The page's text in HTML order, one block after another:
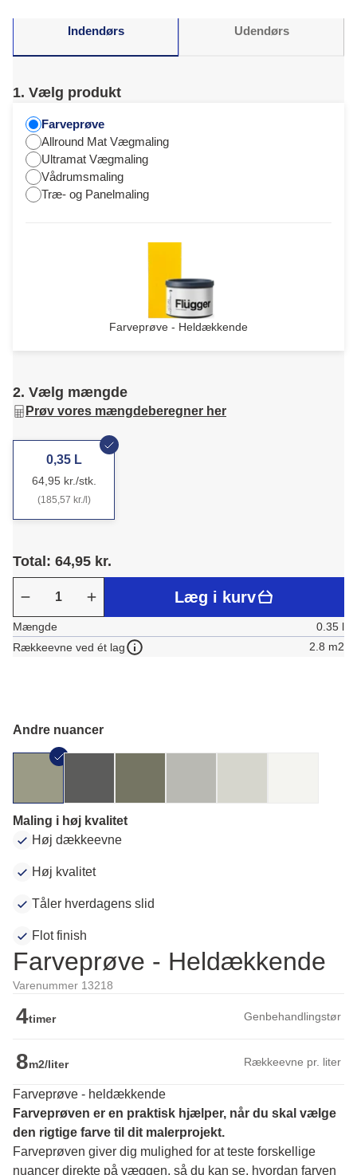
Indendørs Udendørs
1. Vælg produkt
Farveprøve
Allround Mat Vægmaling
Ultramat Vægmaling
Vådrumsmaling
Træ- og Panelmaling
Farveprøve - Heldækkende
2. Vælg mængde
Prøv vores mængdeberegner her
0,35 L
64,95 kr./stk.
(185,57 kr./l)
Total: 64,95 kr.
Læg i kurv
Mængde
0.35 l
Rækkeevne ved ét lag
2.8 m2
Andre nuancer
Maling i høj kvalitet
Høj dækkeevne
Høj kvalitet
Tåler hverdagens slid
Flot finish
Farveprøve - Heldækkende
Varenummer 13218
4timer Genbehandlingstør
8m2/liter Rækkeevne pr. liter
Farveprøve - heldækkende
Farveprøven er en praktisk hjælper, når du skal vælge
den rigtige farve til dit malerprojekt.
Farveprøven giver dig mulighed for at teste forskellige
nuancer direkte på væggen, så du kan se, hvordan farven